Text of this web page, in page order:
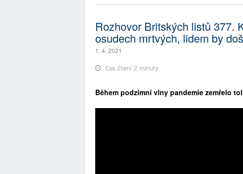
Rozhovor Britských listů 377.
osudech mrtvých, lidem by
1. 4. 2021
čas čtení 2 minuty
Během podzimní vlny pandemie zemřelo